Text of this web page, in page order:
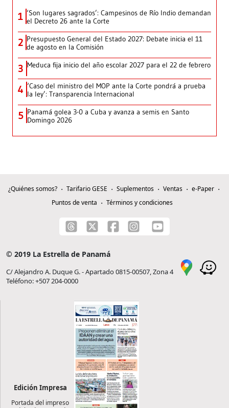
1 ‘Son lugares sagrados’: Campesinos de Río Indio demandan
el Decreto 26 ante la Corte
2 Presupuesto General del Estado 2027: Debate inicia el 11
de agosto en la Comisión
3 Meduca fija inicio del año escolar 2027 para el 22 de febrero
4 ‘Caso del ministro del MOP ante la Corte pondrá a prueba
la ley’: Transparencia Internacional
5 Panamá golea 3-0 a Cuba y avanza a semis en Santo
Domingo 2026
¿Quiénes somos? Tarifario GESE Suplementos Ventas
e-Paper
Puntos de venta
Términos y condiciones
© 2019 La Estrella de Panamá
C/ Alejandro A. Duque G. - Apartado 0815-00507, Zona 4
Teléfono: +507 204-0000
Edición Impresa
Portada del impreso